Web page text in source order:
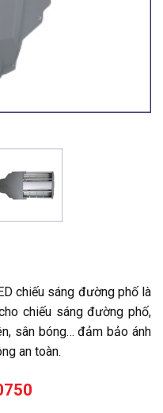
chiếu sáng đường phố là
chiếu sáng đường phố,
sân bóng… đảm bảo ánh
an toàn.